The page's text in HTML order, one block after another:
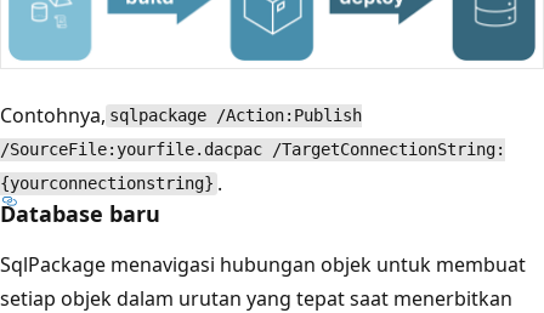
Contohnya, sqlpackage /Action:Publish
/SourceFile:yourfile.dacpac /TargetConnectionString:
{yourconnectionstring} .
Database baru
SqlPackage menavigasi hubungan objek untuk membuat
setiap objek dalam urutan yang tepat saat menerbitkan